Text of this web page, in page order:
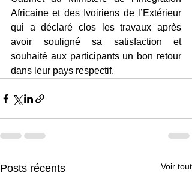
Africaine et des Ivoiriens de l’Extérieur
qui a déclaré clos les travaux après
avoir souligné sa satisfaction et
souhaité aux participants un bon retour
dans leur pays respectif.
Posts récents Voir tout